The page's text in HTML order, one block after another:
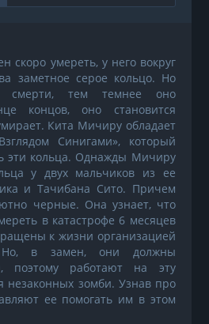
скоро умереть, у него вокруг
заметное серое кольцо. Но
тем темнее оно
концов, оно становится
Кита Мичиру обладает
Синигами», который
эти кольца. Однажды Мичиру
у двух мальчиков из ее
и Тачибана Сито. Причем
черные. Она узнает, что
в катастрофе 6 месяцев
к жизни организацией
Но, в замен, они должны
поэтому работают на эту
незаконных зомби. Узнав про
ее помогать им в этом